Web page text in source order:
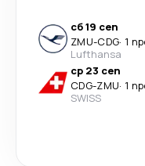
сб 19 сеп
ZMU-CDG· 1
Lufthansa
ср 23 сеп
CDG-ZMU· 1
SWISS